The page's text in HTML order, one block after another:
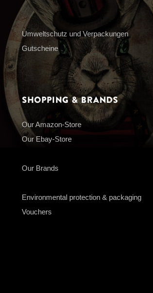
Umweltschutz und Verpackungen
Gutscheine
Shopping & Brands
Our Amazon-Store
Our Ebay-Store
Our Brands
Environmental protection & packaging
Vouchers